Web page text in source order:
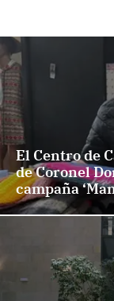
El Centro de
de Coronel
campaña